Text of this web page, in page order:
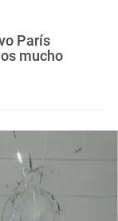
París
mucho